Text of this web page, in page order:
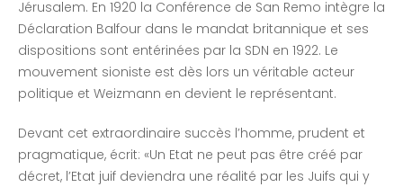
Jérusalem. En 1920 la Conférence de San Remo intègre la
Déclaration Balfour dans le mandat britannique et ses
dispositions sont entérinées par la SDN en 1922. Le
mouvement sioniste est dès lors un véritable acteur
politique et Weizmann en devient le représentant.
Devant cet extraordinaire succès l’homme, prudent et
pragmatique, écrit: «Un Etat ne peut pas être créé par
décret, l’Etat juif deviendra une réalité par les Juifs qui y